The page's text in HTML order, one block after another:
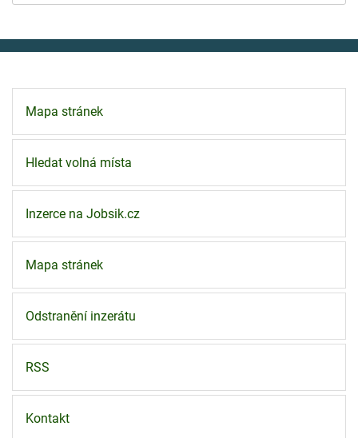
Mapa stránek
Hledat volná místa
Inzerce na Jobsik.cz
Mapa stránek
Odstranění inzerátu
RSS
Kontakt